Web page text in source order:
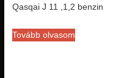
Qasqai J 11 ,1,2 benzin
Tovább olvasom